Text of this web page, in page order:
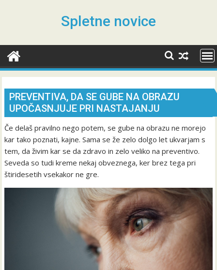
Spletne novice
PREVENTIVA, DA SE GUBE NA OBRAZU
UPOČASNJUJE PRI NASTAJANJU
Če delaš pravilno nego potem, se gube na obrazu ne morejo
kar tako poznati, kajne. Sama se že zelo dolgo let ukvarjam s
tem, da živim kar se da zdravo in zelo veliko na preventivo.
Seveda so tudi kreme nekaj obveznega, ker brez tega pri
štiridesetih vsekakor ne gre.